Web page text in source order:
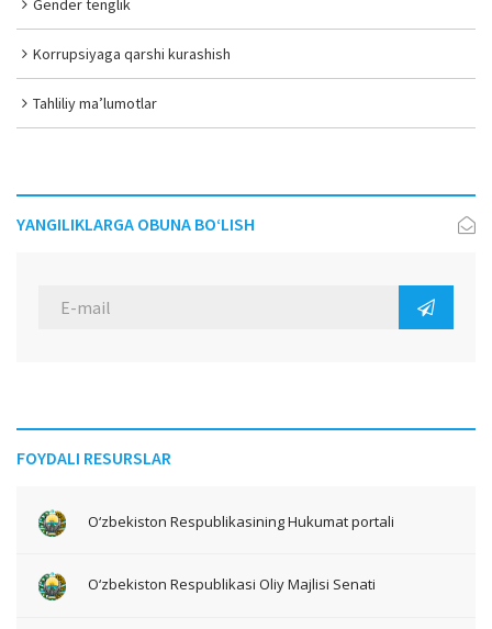
Gender tenglik
Korrupsiyaga qarshi kurashish
Tahliliy ma’lumotlar
YANGILIKLARGA OBUNA BO‘LISH
FOYDALI RESURSLAR
O‘zbekiston Respublikasining Hukumat portali
O‘zbekiston Respublikasi Oliy Majlisi Senati